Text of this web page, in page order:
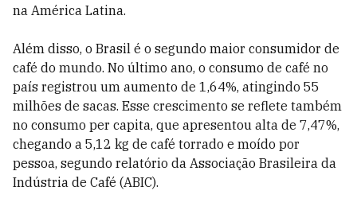
na América Latina.
Além disso, o Brasil é o segundo maior consumidor de
café do mundo. No último ano, o consumo de café no
país registrou um aumento de 1,64%, atingindo 55
milhões de sacas. Esse crescimento se reflete também
no consumo per capita, que apresentou alta de 7,47%,
chegando a 5,12 kg de café torrado e moído por
pessoa, segundo relatório da Associação Brasileira da
Indústria de Café (ABIC).